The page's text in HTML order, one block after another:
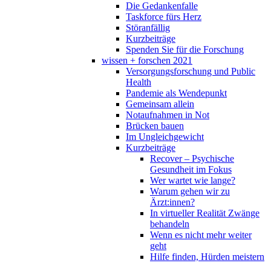
Die Gedankenfalle
Taskforce fürs Herz
Störanfällig
Kurzbeiträge
Spenden Sie für die Forschung
wissen + forschen 2021
Versorgungsforschung und Public
Health
Pandemie als Wendepunkt
Gemeinsam allein
Notaufnahmen in Not
Brücken bauen
Im Ungleichgewicht
Kurzbeiträge
Recover – Psychische
Gesundheit im Fokus
Wer wartet wie lange?
Warum gehen wir zu
Ärzt:innen?
In virtueller Realität Zwänge
behandeln
Wenn es nicht mehr weiter
geht
Hilfe finden, Hürden meistern